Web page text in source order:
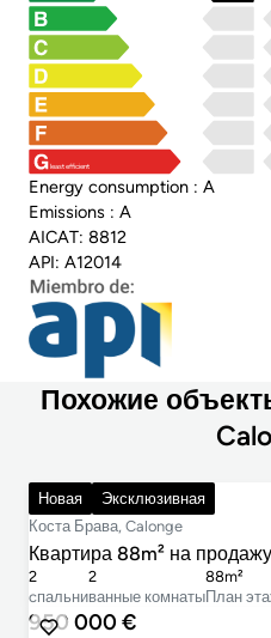
least efficient
Energy consumption : A
Emissions : A
AICAT: 8812
API: A12014
Похожие
Новая Эксклюзивная
725 000 €
Коста Брава, Calonge
Квартира 88m² на
cпальни
2
ванные комнаты
2
План
88m²
950 000 €